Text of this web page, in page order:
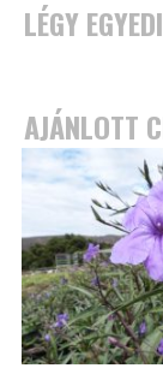
LÉGY
AJÁNLOTT